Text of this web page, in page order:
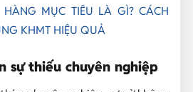
HÀNG MỤC TIÊU LÀ GÌ? CÁCH
KHMT HIỆU QUẢ
sự thiếu chuyên nghiệp